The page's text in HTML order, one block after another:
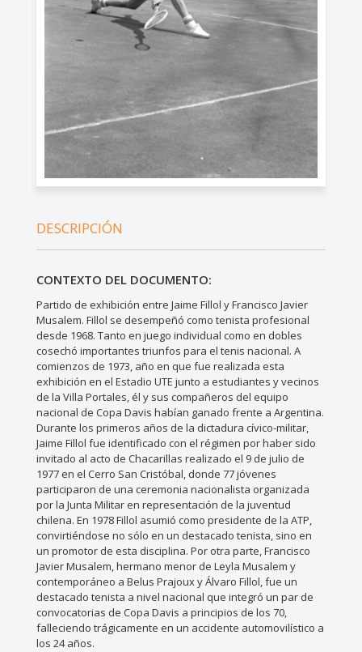
DESCRIPCIÓN
CONTEXTO DEL DOCUMENTO:
Partido de exhibición entre Jaime Fillol y Francisco Javier
Musalem. Fillol se desempeñó como tenista profesional
desde 1968. Tanto en juego individual como en dobles
cosechó importantes triunfos para el tenis nacional. A
comienzos de 1973, año en que fue realizada esta
exhibición en el Estadio UTE junto a estudiantes y vecinos
de la Villa Portales, él y sus compañeros del equipo
nacional de Copa Davis habían ganado frente a Argentina.
Durante los primeros años de la dictadura cívico-militar,
Jaime Fillol fue identificado con el régimen por haber sido
invitado al acto de Chacarillas realizado el 9 de julio de
1977 en el Cerro San Cristóbal, donde 77 jóvenes
participaron de una ceremonia nacionalista organizada
por la Junta Militar en representación de la juventud
chilena. En 1978 Fillol asumió como presidente de la ATP,
convirtiéndose no sólo en un destacado tenista, sino en
un promotor de esta disciplina. Por otra parte, Francisco
Javier Musalem, hermano menor de Leyla Musalem y
contemporáneo a Belus Prajoux y Álvaro Fillol, fue un
destacado tenista a nivel nacional que integró un par de
convocatorias de Copa Davis a principios de los 70,
falleciendo trágicamente en un accidente automovilístico a
los 24 años.